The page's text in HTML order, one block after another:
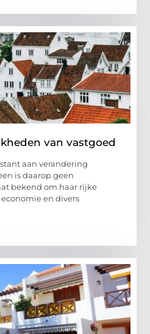
van vastgoed
aan verandering
is daarop geen
bekend om haar rijke
en divers